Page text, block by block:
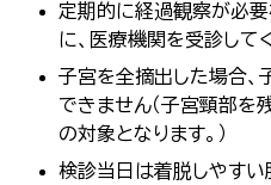
定期的に経過観察が必
に、医療機関を受診して
子宮を全摘出した場合
できません（子宮頸部を
の対象となります。）
検診当日は着脱しやすい